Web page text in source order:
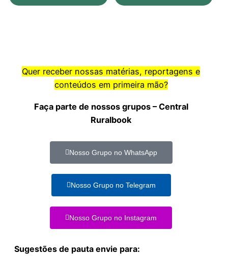
Quer receber nossas matérias, reportagens e
conteúdos em primeira mão?
Faça parte de nossos grupos – Central
Ruralbook
Nosso Grupo no WhatsApp
Nosso Grupo no Telegram
Nosso Grupo no Instagram
Sugestões de pauta envie para: